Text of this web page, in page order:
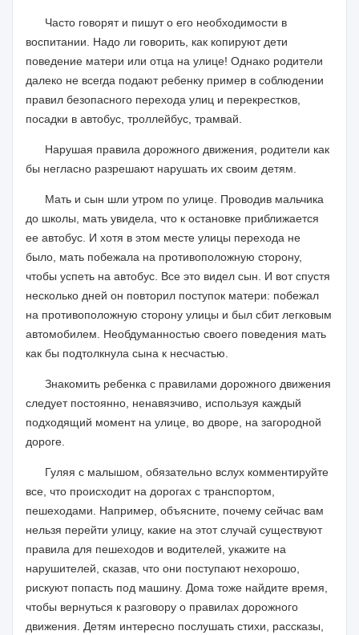
Часто говорят и пишут о его необходимости в
воспитании. Надо ли говорить, как копируют дети
поведение матери или отца на улице! Однако родители
далеко не всегда подают ребенку пример в соблюдении
правил безопасного перехода улиц и перекрестков,
посадки в автобус, троллейбус, трамвай.
Нарушая правила дорожного движения, родители как
бы негласно разрешают нарушать их своим детям.
Мать и сын шли утром по улице. Проводив мальчика
до школы, мать увидела, что к остановке приближается
ее автобус. И хотя в этом месте улицы перехода не
было, мать побежала на противоположную сторону,
чтобы успеть на автобус. Все это видел сын. И вот спустя
несколько дней он повторил поступок матери: побежал
на противоположную сторону улицы и был сбит легковым
автомобилем. Необдуманностью своего поведения мать
как бы подтолкнула сына к несчастью.
Знакомить ребенка с правилами дорожного движения
следует постоянно, ненавязчиво, используя каждый
подходящий момент на улице, во дворе, на загородной
дороге.
Гуляя с малышом, обязательно вслух комментируйте
все, что происходит на дорогах с транспортом,
пешеходами. Например, объясните, почему сейчас вам
нельзя перейти улицу, какие на этот случай существуют
правила для пешеходов и водителей, укажите на
нарушителей, сказав, что они поступают нехорошо,
рискуют попасть под машину. Дома тоже найдите время,
чтобы вернуться к разговору о правилах дорожного
движения. Детям интересно послушать стихи, рассказы,